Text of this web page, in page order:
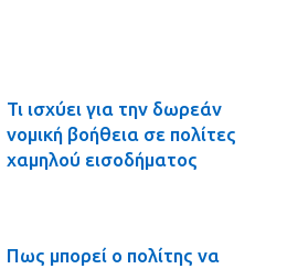
Τι ισχύει για την δωρεάν
νομική βοήθεια σε πολίτες
χαμηλού εισοδήματος
Πως μπορεί ο πολίτης να